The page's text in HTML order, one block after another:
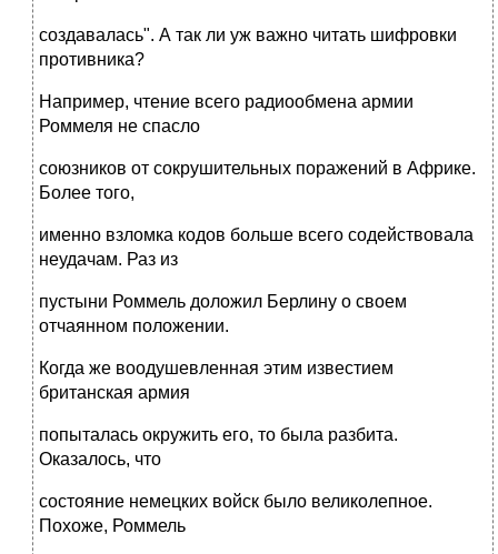
создавалась". А так ли уж важно читать шифровки
противника?
Например, чтение всего радиообмена армии
Роммеля не спасло
союзников от сокрушительных поражений в Африке.
Более того,
именно взломка кодов больше всего содействовала
неудачам. Раз из
пустыни Роммель доложил Берлину о своем
отчаянном положении.
Когда же воодушевленная этим известием
британская армия
попыталась окружить его, то была разбита.
Оказалось, что
состояние немецких войск было великолепное.
Похоже, Роммель